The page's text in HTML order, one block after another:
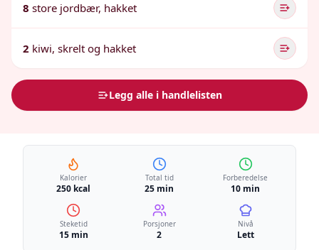
8 store jordbær, hakket
2 kiwi, skrelt og hakket
Legg alle i handlelisten
Kalorier
250 kcal
Total tid
25 min
Forberedelse
10 min
Steketid
15 min
Porsjoner
2
Nivå
Lett